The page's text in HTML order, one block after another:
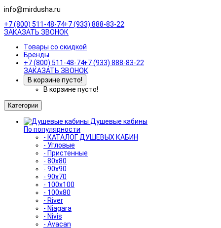
info@mirdusha.ru
+7 (800) 511-48-74+7 (933) 888-83-22
ЗАКАЗАТЬ ЗВОНОК
Товары со скидкой
Бренды
+7 (800) 511-48-74+7 (933) 888-83-22
ЗАКАЗАТЬ ЗВОНОК
В корзине пусто!
В корзине пусто!
Категории
Душевые кабины
По популярности
- КАТАЛОГ ДУШЕВЫХ КАБИН
- Угловые
- Пристенные
- 80x80
- 90x90
- 90x70
- 100x100
- 100x80
- River
- Niagara
- Nivis
- Avacan